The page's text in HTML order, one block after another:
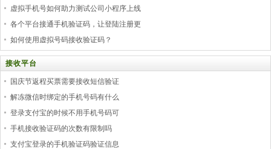
虚拟手机号如何助力测试公司小程序上线
各个平台接通手机验证码，让登陆注册更
如何使用虚拟号码接收验证码？
接收平台
国庆节返程买票需要接收短信验证
解冻微信时绑定的手机号码有什么
登录支付宝的时候不用手机号码可
手机接收验证码的次数有限制吗
支付宝登录的手机验证码验证信息